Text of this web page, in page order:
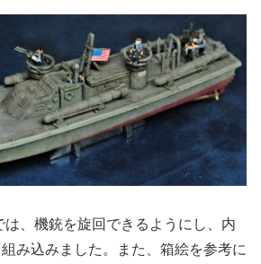
は、機銃を旋回できるようにし、内
み込みました。また、箱絵を参考に